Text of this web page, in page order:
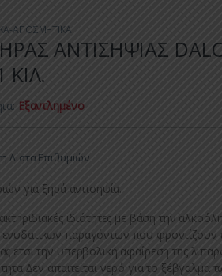
ΑΠΟΣΜΗΤΙΚΑ
ΑΝΤΙΣΗΨΙΑΣ
ΚΙΛ.
Εξαντλημένο
Λίστα Επιθυμιών
για ξηρά αντισηψία.
ιδιότητες με βάση την
παραγόντων που φροντίζουν
έτσι την υπερβολική αφαίρεση της
απαιτείται νερό για το ξέβγαλμα